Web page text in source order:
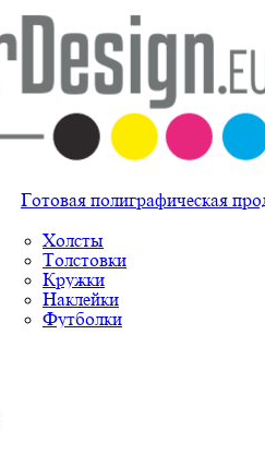
Готовая полиграфическая
Холсты
Толстовки
Кружки
Наклейки
Футболки